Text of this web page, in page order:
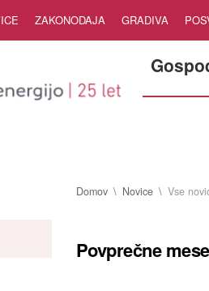
ZAKONODAJA GRADIVA
Domov Novice Vse
Povprečne